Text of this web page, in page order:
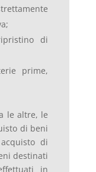
di
prime,
le altre, le
di beni
di
destinati
in